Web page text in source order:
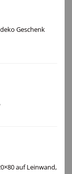
Geschenk
auf Leinwand,